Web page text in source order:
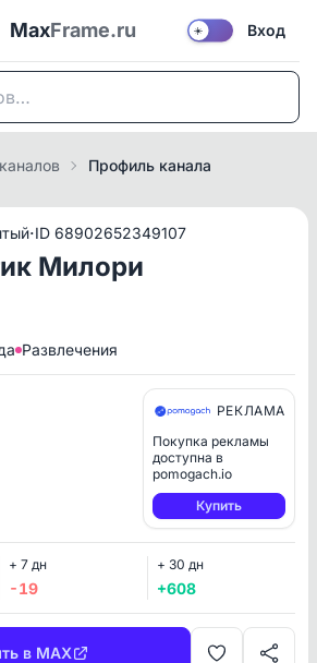
MaxFrame.ru ☀️ Вход
Профиль канала
·ID 68902652349107
Милори
Развлечения
РЕКЛАМА
Покупка рекламы
доступна в
pomogach.io
Купить
+ 7 дн
-19
+ 30 дн
+608
в MAX